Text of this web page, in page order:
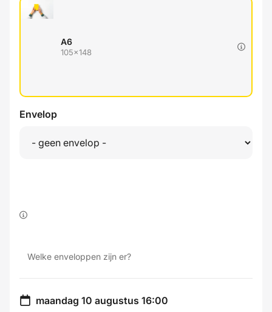
A6
105x148
Envelop
Welke enveloppen zijn er?
maandag 10 augustus 16:00